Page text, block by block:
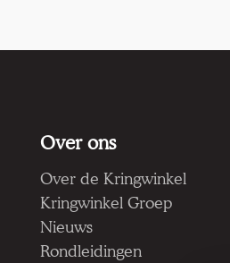
Over ons
Over de Kringwinkel
Kringwinkel Groep
Nieuws
Rondleidingen